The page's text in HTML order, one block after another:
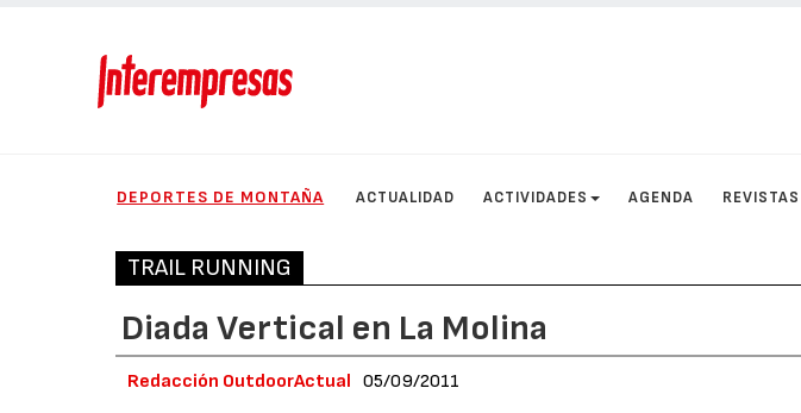
DEPORTES DE MONTAÑA ACTUALIDAD ACTIVIDADES AGENDA REVISTAS
TRAIL RUNNING
Diada Vertical en La Molina
Redacción OutdoorActual 05/09/2011